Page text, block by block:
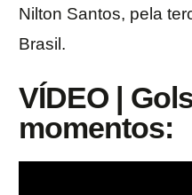
Nilton Santos, pela
Brasil.
VÍDEO |
momentos: